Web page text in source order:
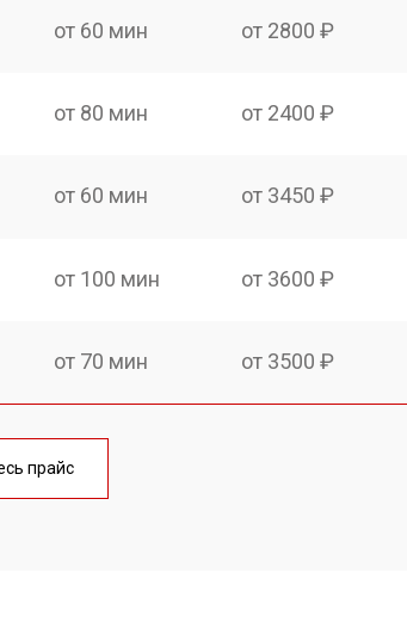
от 60 мин от 2800 ₽
от 80 мин от 2400 ₽
от 60 мин от 3450 ₽
от 100 мин от 3600 ₽
от 70 мин от 3500 ₽
от 70 мин
прайс